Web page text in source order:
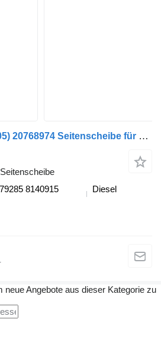
Volvo FM9 (01.01-12.05) 20768974 Seitenscheibe für Volvo FM7-FM12, FM, FMX (1998-2014) Sattelzugmaschine
8140915
Diesel
neue Angebote aus dieser Kategorie zu